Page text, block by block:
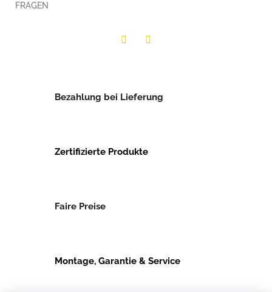
FRAGEN
Bezahlung bei Lieferung
Zertifizierte Produkte
Faire Preise
Montage, Garantie & Service